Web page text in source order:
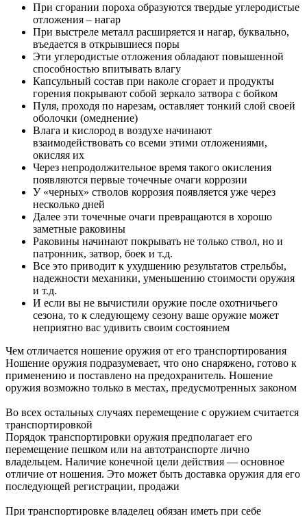
При сгорании пороха образуются твердые углеродистые
отложения – нагар
При выстреле металл расширяется и нагар, буквально,
въедается в открывшиеся поры
Эти углеродистые отложения обладают повышенной
способностью впитывать влагу
Капсульный состав при наколе сгорает и продукты
горения покрывают собой зеркало затвора с бойком
Пуля, проходя по нарезам, оставляет тонкий слой своей
оболочки (омеднение)
Влага и кислород в воздухе начинают
взаимодействовать со всеми этими отложениями,
окисляя их
Через непродолжительное время такого окисления
появляются первые точечные очаги коррозии
У «черных» стволов коррозия появляется уже через
несколько дней
Далее эти точечные очаги превращаются в хорошо
заметные раковины
Раковины начинают покрывать не только ствол, но и
патронник, затвор, боек и т.д.
Все это приводит к ухудшению результатов стрельбы,
надежности механики, уменьшению стоимости оружия
и т.д.
И если вы не вычистили оружие после охотничьего
сезона, то к следующему сезону ваше оружие может
неприятно вас удивить своим состоянием
Чем отличается ношение оружия от его транспортирования
Ношение оружия подразумевает, что оно снаряжено, готово к
применению и поставлено на предохранитель. Ношение
оружия возможно только в местах, предусмотренных законом
Во всех остальных случаях перемещение с оружием считается
транспортировкой
Порядок транспортировки оружия предполагает его
перемещение пешком или на автотранспорте лично
владельцем. Наличие конечной цели действия — основное
отличие от ношения. Это может быть доставка оружия для его
последующей регистрации, продажи
При транспортировке владелец обязан иметь при себе